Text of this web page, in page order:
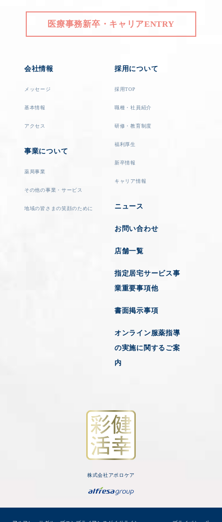
医療事務新卒・キャリアENTRY
会社情報
メッセージ
基本情報
アクセス
事業について
薬局事業
その他の事業・サービス
地域の皆さまの笑顔のために
採用について
採用TOP
職種・社員紹介
研修・教育制度
福利厚生
新卒情報
キャリア情報
ニュース
お問い合わせ
店舗一覧
指定居宅サービス事
業重要事項他
書面掲示事項
オンライン服薬指導
の実施に関するご案
内
株式会社アポロケア